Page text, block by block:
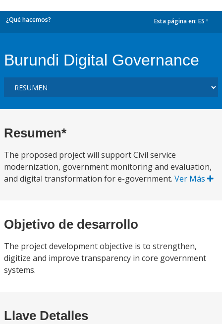
¿Qué hacemos? Esta página en: ES
Burundi Digital Governance
Resumen*
The proposed project will support Civil service
modernization, government monitoring and evaluation,
and digital transformation for e-government. Ver Más
Objetivo de desarrollo
The project development objective is to strengthen,
digitize and improve transparency in core government
systems.
Llave Detalles